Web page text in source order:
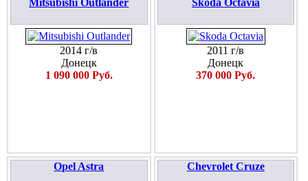
Mitsubishi Outlander
2014 г/в
Донецк
1 090 000 Руб.
Skoda Octavia
2011 г/в
Донецк
370 000 Руб.
Opel Astra Chevrolet Cruze